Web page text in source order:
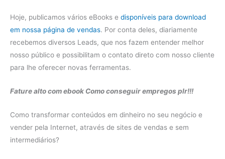
Hoje, publicamos vários eBooks e disponíveis para download
em nossa página de vendas. Por conta deles, diariamente
recebemos diversos Leads, que nos fazem entender melhor
nosso público e possibilitam o contato direto com nosso cliente
para lhe oferecer novas ferramentas.
Fature alto com ebook Como conseguir empregos plr!!!
Como transformar conteúdos em dinheiro no seu negócio e
vender pela Internet, através de sites de vendas e sem
intermediários?